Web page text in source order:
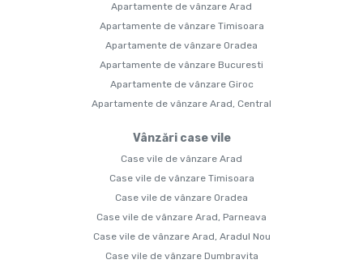
Apartamente de vânzare Arad
Apartamente de vânzare Timisoara
Apartamente de vânzare Oradea
Apartamente de vânzare Bucuresti
Apartamente de vânzare Giroc
Apartamente de vânzare Arad, Central
Vânzări case vile
Case vile de vânzare Arad
Case vile de vânzare Timisoara
Case vile de vânzare Oradea
Case vile de vânzare Arad, Parneava
Case vile de vânzare Arad, Aradul Nou
Case vile de vânzare Dumbravita